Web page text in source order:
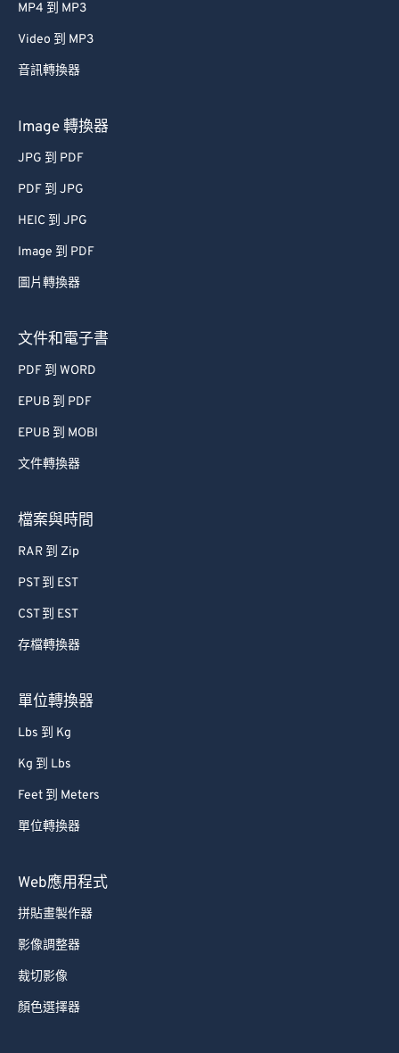
MP4 到 MP3
Video 到 MP3
音訊轉換器
Image 轉換器
JPG 到 PDF
PDF 到 JPG
HEIC 到 JPG
Image 到 PDF
圖片轉換器
文件和電子書
PDF 到 WORD
EPUB 到 PDF
EPUB 到 MOBI
文件轉換器
檔案與時間
RAR 到 Zip
PST 到 EST
CST 到 EST
存檔轉換器
單位轉換器
Lbs 到 Kg
Kg 到 Lbs
Feet 到 Meters
單位轉換器
Web應用程式
拼貼畫製作器
影像調整器
裁切影像
顏色選擇器